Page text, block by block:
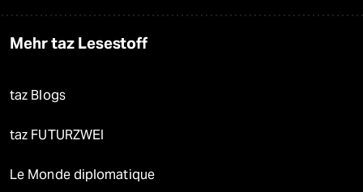
Mehr taz Lesestoff
taz Blogs
taz FUTURZWEI
Le Monde diplomatique